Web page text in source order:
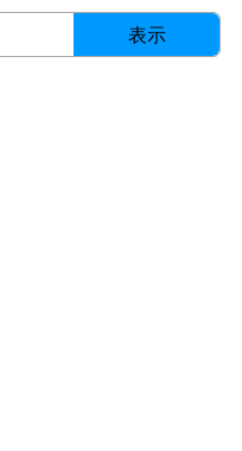
表示